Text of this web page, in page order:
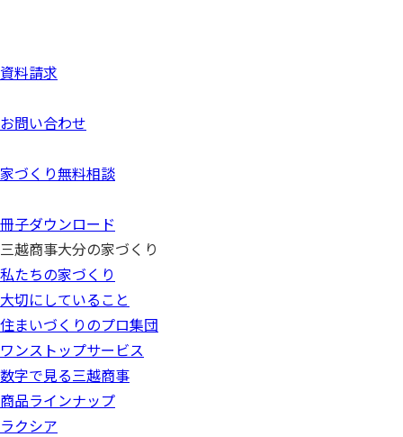
資料請求
お問い合わせ
家づくり無料相談
冊子ダウンロード
三越商事大分の家づくり
私たちの家づくり
大切にしていること
住まいづくりのプロ集団
ワンストップサービス
数字で見る三越商事
商品ラインナップ
ラクシア